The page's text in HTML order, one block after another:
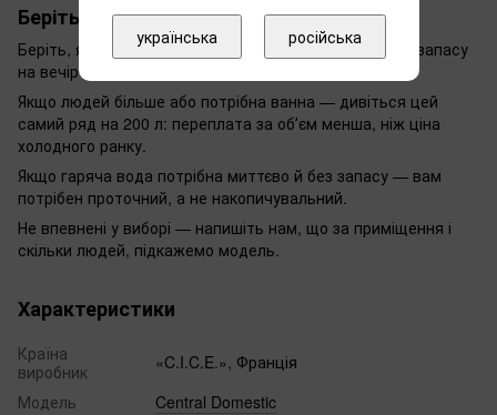
Беріть, якщо
Беріть, якщо вас троє й більше і порахованого вище запасу
на вечір вам вистачає.
Якщо людей більше або потрібна ванна — дивіться цей
самий ряд на 200 л: переплата за обʼєм менша, ніж ціна
холодного ранку.
Якщо гаряча вода потрібна миттєво й без запасу — вам
потрібен проточний, а не накопичувальний.
Не впевнені у виборі — напишіть нам, що за приміщення і
скільки людей, підкажемо модель.
Характеристики
Країна
виробник
«C.I.C.E.», Франція
Модель
Central Domestic
українська російська